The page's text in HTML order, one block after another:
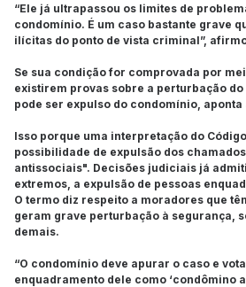
“Ele já ultrapassou os limites de
condomínio. É um caso bastante grave
ilícitas do ponto de vista criminal”,
Se sua condição for comprovada por
existirem provas sobre a perturbação
pode ser expulso do condomínio, aponta
Isso porque uma interpretação do
possibilidade de expulsão dos
antissociais". Decisões judiciais já
extremos, a expulsão de pessoas
O termo diz respeito a moradores que
geram grave perturbação à segurança,
demais.
“O condomínio deve apurar o caso e
enquadramento dele como ‘condômino